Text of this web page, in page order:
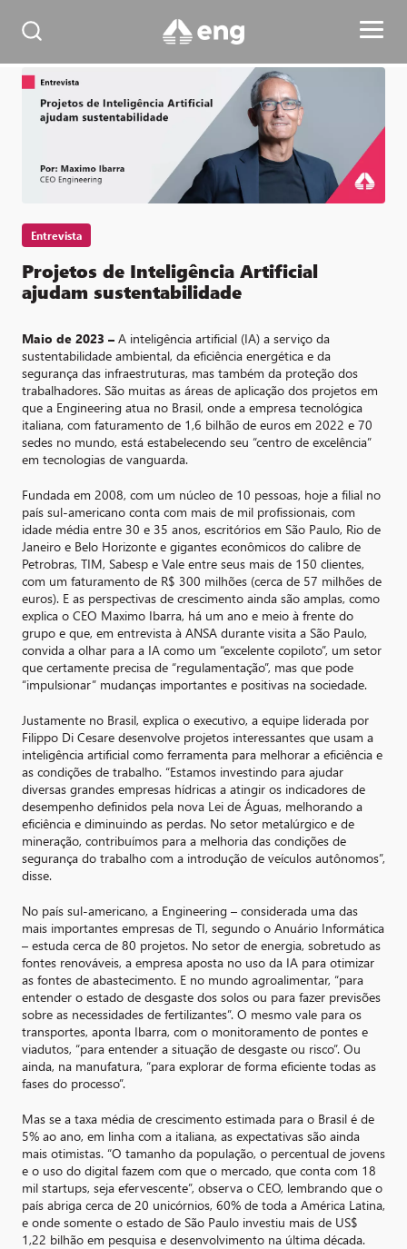
Entrevista
Projetos de Inteligência Artificial
ajudam sustentabilidade
Maio de 2023 – A inteligência artificial (IA) a serviço da
sustentabilidade ambiental, da eficiência energética e da
segurança das infraestruturas, mas também da proteção dos
trabalhadores. São muitas as áreas de aplicação dos projetos em
que a Engineering atua no Brasil, onde a empresa tecnológica
italiana, com faturamento de 1,6 bilhão de euros em 2022 e 70
sedes no mundo, está estabelecendo seu “centro de excelência”
em tecnologias de vanguarda.
Fundada em 2008, com um núcleo de 10 pessoas, hoje a filial no
país sul-americano conta com mais de mil profissionais, com
idade média entre 30 e 35 anos, escritórios em São Paulo, Rio de
Janeiro e Belo Horizonte e gigantes econômicos do calibre de
Petrobras, TIM, Sabesp e Vale entre seus mais de 150 clientes,
com um faturamento de R$ 300 milhões (cerca de 57 milhões de
euros). E as perspectivas de crescimento ainda são amplas, como
explica o CEO Maximo Ibarra, há um ano e meio à frente do
grupo e que, em entrevista à ANSA durante visita a São Paulo,
convida a olhar para a IA como um “excelente copiloto”, um setor
que certamente precisa de “regulamentação”, mas que pode
“impulsionar” mudanças importantes e positivas na sociedade.
Justamente no Brasil, explica o executivo, a equipe liderada por
Filippo Di Cesare desenvolve projetos interessantes que usam a
inteligência artificial como ferramenta para melhorar a eficiência e
as condições de trabalho. “Estamos investindo para ajudar
diversas grandes empresas hídricas a atingir os indicadores de
desempenho definidos pela nova Lei de Águas, melhorando a
eficiência e diminuindo as perdas. No setor metalúrgico e de
mineração, contribuímos para a melhoria das condições de
segurança do trabalho com a introdução de veículos autônomos”,
disse.
No país sul-americano, a Engineering – considerada uma das
mais importantes empresas de TI, segundo o Anuário Informática
– estuda cerca de 80 projetos. No setor de energia, sobretudo as
fontes renováveis, a empresa aposta no uso da IA para otimizar
as fontes de abastecimento. E no mundo agroalimentar, “para
entender o estado de desgaste dos solos ou para fazer previsões
sobre as necessidades de fertilizantes”. O mesmo vale para os
transportes, aponta Ibarra, com o monitoramento de pontes e
viadutos, “para entender a situação de desgaste ou risco”. Ou
ainda, na manufatura, “para explorar de forma eficiente todas as
fases do processo”.
Mas se a taxa média de crescimento estimada para o Brasil é de
5% ao ano, em linha com a italiana, as expectativas são ainda
mais otimistas. “O tamanho da população, o percentual de jovens
e o uso do digital fazem com que o mercado, que conta com 18
mil startups, seja efervescente”, observa o CEO, lembrando que o
país abriga cerca de 20 unicórnios, 60% de toda a América Latina,
e onde somente o estado de São Paulo investiu mais de US$
1,22 bilhão em pesquisa e desenvolvimento na última década.